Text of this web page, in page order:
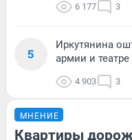
6 177 3
5
Иркутянина
армии и театре
4 903 3
МНЕНИЕ
Квартиры